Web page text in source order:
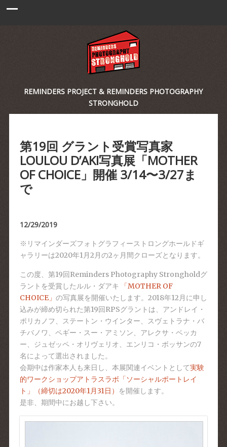
REMINDERS PROJECT & REMINDERS PHOTOGRAPHY
STRONGHOLD
第19回 グラント受賞写真家
LOULOU D’AKI写真展「MOTHER
OF CHOICE」開催 3/14〜3/27ま
で
12/29/2019
※リマインダーズフォトグラフィーストロングホールドギ
ャラリーは2020年1月2月の2ヶ月間クローズとなります。
この度、第19回Reminders Photography Strongholdグ
ラントを受賞したルル・ダアキ
「MOTHER OF
CHOICE」 の写真展を開催いたします。2018年12月に申し
込みが締め切られた第19回RPSグラントは、アンドレイ・
ポリカノフ、ステートン・ウインター、スヴェトラナ・バ
チバノワ、ペギー・スー・アミソン、アレクサ・ベッカ
ー、ジュゼッペ・オリヴェリオ、エンリコ・ボッサンの7
名によって選出されました。
会期中は作家本人も来日し、本展関連イベントとして実験
的ワークショップアトラスラボ「ソーシャルポートレイ
ト」（締切は2020年1月31日）
を開催します。
是非、期間中にお越し下さい。